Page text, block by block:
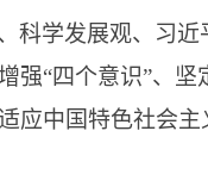
科学发展观、习
“四个意识”、坚
应中国特色社会